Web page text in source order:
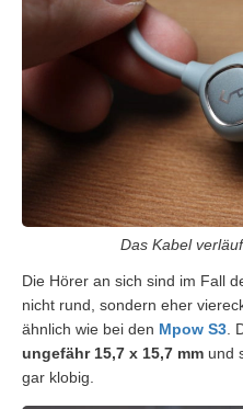
Das Kabel
Die Hörer an sich sind im Fall
nicht rund, sondern eher
ähnlich wie bei den Mpow S3 .
ungefähr 15,7 x 15,7 mm und
gar klobig.